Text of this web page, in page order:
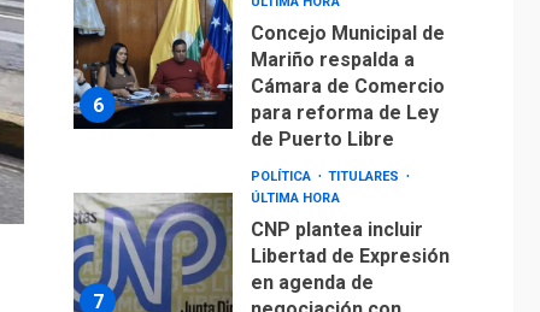
6
Cámara de Comercio
para reforma de Ley
de Puerto Libre
7
TITULARES
ÚLTIMA HORA
Libertad de Expresión
en agenda de
negociación con
comisión de AN 2015
DESTACADOS